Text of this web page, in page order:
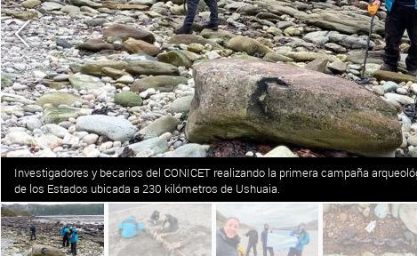
Investigadores y becarios del CONICET realizando la primera campaña
de los Estados ubicada a 230 kilómetros de Ushuaia.